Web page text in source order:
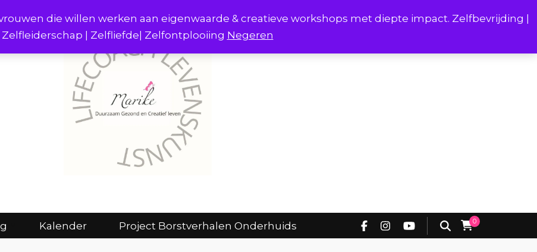
die willen werken aan eigenwaarde & creatieve workshops met diepte impact. Zelfbevrijding |
Zelfleiderschap | Zelfliefde| Zelfontplooiing Negeren
Kalender Project Borstverhalen Onderhuids 0
Consulten en coaching Kalender Project Borstverhalen Onderhuids